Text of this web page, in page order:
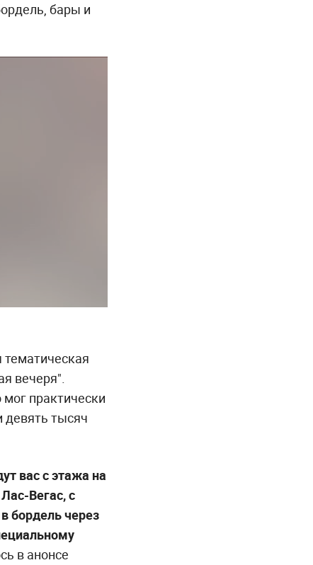
бары и
вечеря".
практически
девять тысяч
вас с этажа на
Вегас, с
бордель через
в анонсе